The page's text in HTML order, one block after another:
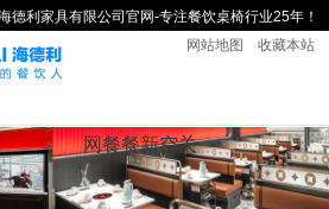
德利家具有限公司官网-专注餐饮桌椅行业25年！
收藏本站
网站地图
网餐餐新空关